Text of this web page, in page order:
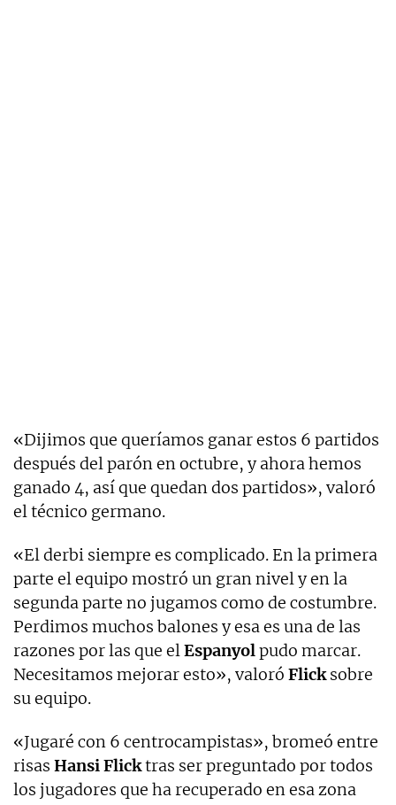
«Dijimos que queríamos ganar estos 6 partidos
después del parón en octubre, y ahora hemos
ganado 4, así que quedan dos partidos», valoró
el técnico germano.
«El derbi siempre es complicado. En la primera
parte el equipo mostró un gran nivel y en la
segunda parte no jugamos como de costumbre.
Perdimos muchos balones y esa es una de las
razones por las que elEspanyolpudo marcar.
Necesitamos mejorar esto», valoró Flicksobre
su equipo.
«Jugaré con 6 centrocampistas», bromeó entre
risas Hansi Flicktras ser preguntado por todos
los jugadores que ha recuperado en esa zona